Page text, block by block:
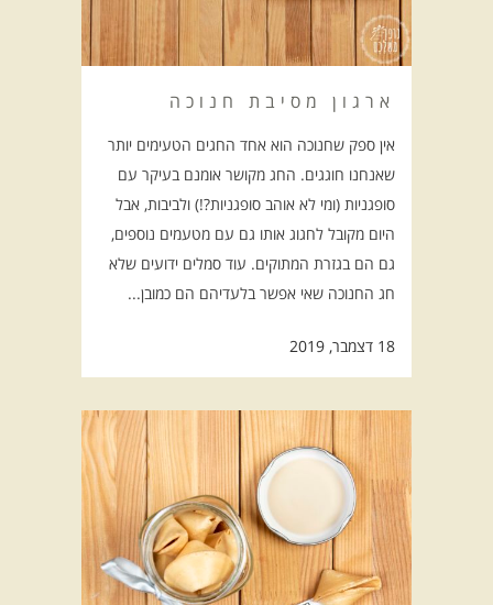
ארגון מסיבת חנוכה
אין ספק שחנוכה הוא אחד החגים הטעימים יותר
שאנחנו חוגגים. החג מקושר אומנם בעיקר עם
סופגניות (ומי לא אוהב סופגניות?!) ולביבות, אבל
היום מקובל לחגוג אותו גם עם מטעמים נוספים,
גם הם בגזרת המתוקים. עוד סמלים ידועים שלא
חג החנוכה שאי אפשר בלעדיהם הם כמובן...
18 דצמבר, 2019